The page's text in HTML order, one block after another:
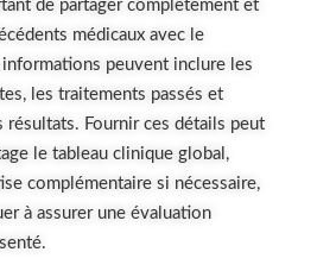
de partager complètement et
médicaux avec le
peuvent inclure les
les traitements passés et
résultats. Fournir ces détails peut
le tableau clinique global,
complémentaire si nécessaire,
à assurer une évaluation